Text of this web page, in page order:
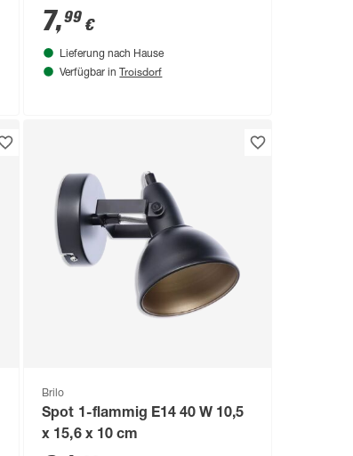
7,99 €
Lieferung nach Hause
Verfügbar in Troisdorf
Brilo
Spot 1-flammig E14 40 W 10,5
x 15,6 x 10 cm